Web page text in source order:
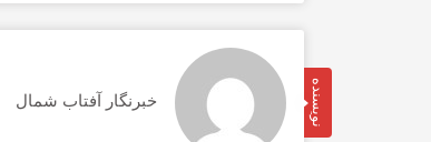
نویسنده خبرنگار آفتاب شمال